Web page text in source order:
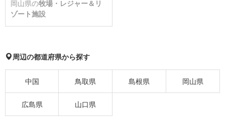
岡山県の牧場・レジャー＆リ
ゾート施設
周辺の都道府県から探す
中国 鳥取県 島根県 岡山県
広島県 山口県